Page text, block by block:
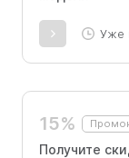
Уже
15%
Получите